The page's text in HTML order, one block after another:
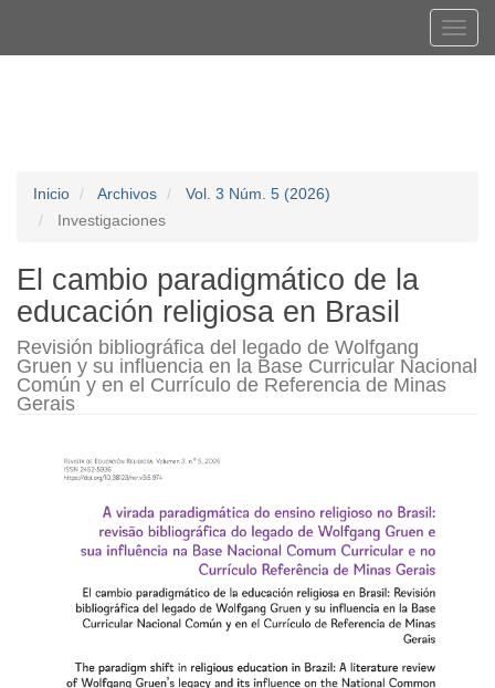
Inicio Archivos
Vol. 3 Núm. 5 (2026)
Investigaciones
El cambio paradigmático de la
educación religiosa en Brasil
Revisión bibliográfica del legado de Wolfgang
Gruen y su influencia en la Base Curricular Nacional
Común y en el Currículo de Referencia de Minas
Gerais
Barra
lateral